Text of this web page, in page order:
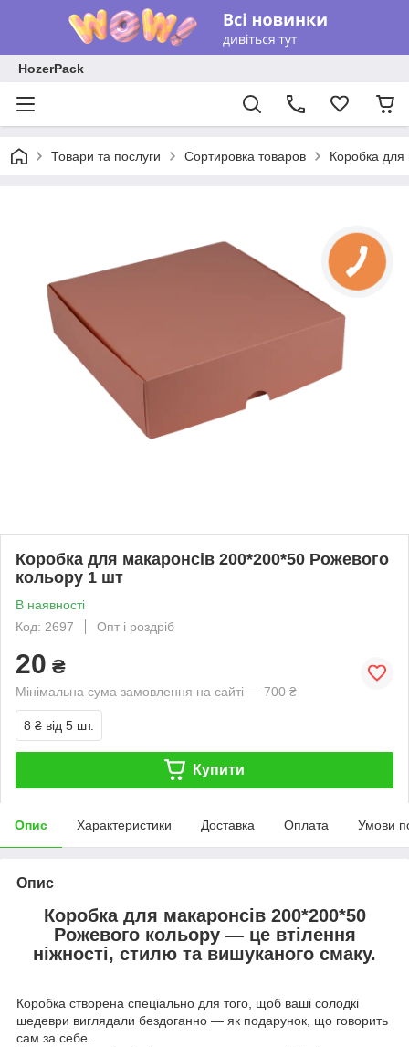
HozerPack
Товари та послуги Сортировка товаров Коробка для
Коробка для макаронсів 200*200*50 Рожевого
кольору 1 шт
В наявності
Код: 2697
Опт і роздріб
20 ₴
Мінімальна сума замовлення на сайті — 700 ₴
8 ₴ від 5 шт.
Купити
Опис Характеристики Доставка Оплата Умови
Опис
Коробка для макаронсів 200*200*50
Рожевого кольору — це втілення
ніжності, стилю та вишуканого смаку.
Коробка створена спеціально для того, щоб ваші солодкі
шедеври виглядали бездоганно — як подарунок, що говорить
сам за себе.